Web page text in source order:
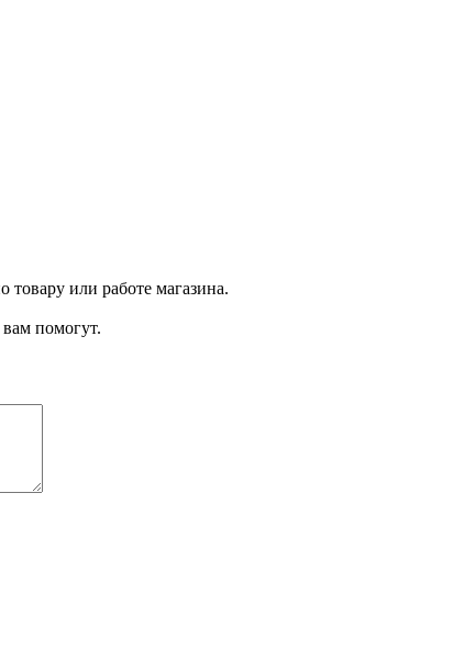
или работе магазина.
помогут.